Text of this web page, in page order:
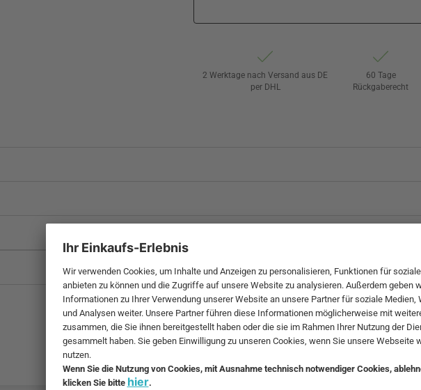
2 Werktage nach Versand aus DE
per DHL
60 Tage
Rückgaberecht